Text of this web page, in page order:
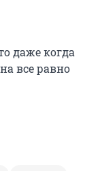
даже когда
все равно